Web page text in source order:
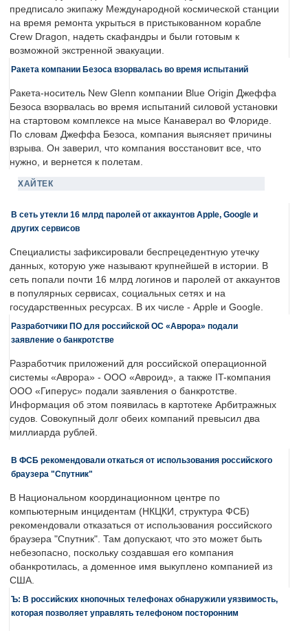
предписало экипажу Международной космической станции
на время ремонта укрыться в пристыкованном корабле
Crew Dragon, надеть скафандры и были готовым к
возможной экстренной эвакуации.
Ракета компании Безоса взорвалась во время испытаний
Ракета-носитель New Glenn компании Blue Origin Джеффа
Безоса взорвалась во время испытаний силовой установки
на стартовом комплексе на мысе Канаверал во Флориде.
По словам Джеффа Безоса, компания выясняет причины
взрыва. Он заверил, что компания восстановит все, что
нужно, и вернется к полетам.
ХАЙТЕК
В сеть утекли 16 млрд паролей от аккаунтов Apple, Google и
других сервисов
Специалисты зафиксировали беспрецедентную утечку
данных, которую уже называют крупнейшей в истории. В
сеть попали почти 16 млрд логинов и паролей от аккаунтов
в популярных сервисах, социальных сетях и на
государственных ресурсах. В их числе - Apple и Google.
Разработчики ПО для российской ОС «Аврора» подали
заявление о банкротстве
Разработчик приложений для российской операционной
системы «Аврора» - ООО «Авроид», а также IT-компания
ООО «Гиперус» подали заявления о банкротстве.
Информация об этом появилась в картотеке Арбитражных
судов. Совокупный долг обеих компаний превысил два
миллиарда рублей.
В ФСБ рекомендовали откаться от использования российского
браузера "Спутник"
В Национальном координационном центре по
компьютерным инцидентам (НКЦКИ, структура ФСБ)
рекомендовали отказаться от использования российского
браузера "Спутник". Там допускают, что это может быть
небезопасно, поскольку создавшая его компания
обанкротилась, а доменное имя выкуплено компанией из
США.
Ъ: В российских кнопочных телефонах обнаружили уязвимость,
которая позволяет управлять телефоном посторонним